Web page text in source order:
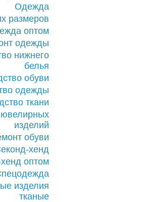
Одежда
размеров
оптом
одежды
нижнего
белья
обуви
одежды
ткани
ювелирных
изделий
обуви
хенд
оптом
изделия
тканые